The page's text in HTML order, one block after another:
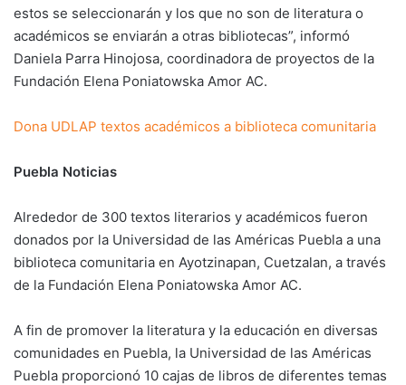
estos se seleccionarán y los que no son de literatura o
académicos se enviarán a otras bibliotecas”, informó
Daniela Parra Hinojosa, coordinadora de proyectos de la
Fundación Elena Poniatowska Amor AC.
Dona UDLAP textos académicos a biblioteca comunitaria
Puebla Noticias
Alrededor de 300 textos literarios y académicos fueron
donados por la Universidad de las Américas Puebla a una
biblioteca comunitaria en Ayotzinapan, Cuetzalan, a través
de la Fundación Elena Poniatowska Amor AC.
A fin de promover la literatura y la educación en diversas
comunidades en Puebla, la Universidad de las Américas
Puebla proporcionó 10 cajas de libros de diferentes temas